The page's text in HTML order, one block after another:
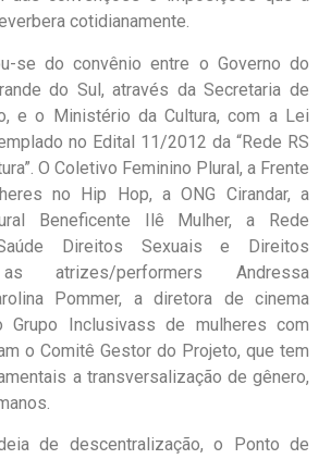
cotidianamente.
se do convênio entre o Governo do
do Sul, através da Secretaria de
e o Ministério da Cultura, com a Lei
no Edital 11/2012 da “Rede RS
O Coletivo Feminino Plural, a Frente
no Hip Hop, a ONG Cirandar, a
Beneficente Ilê Mulher, a Rede
Direitos Sexuais e Direitos
atrizes/performers Andressa
Pommer, a diretora de cinema
Inclusivass de mulheres com
o Comitê Gestor do Projeto, que tem
a transversalização de gênero,
de descentralização, o Ponto de